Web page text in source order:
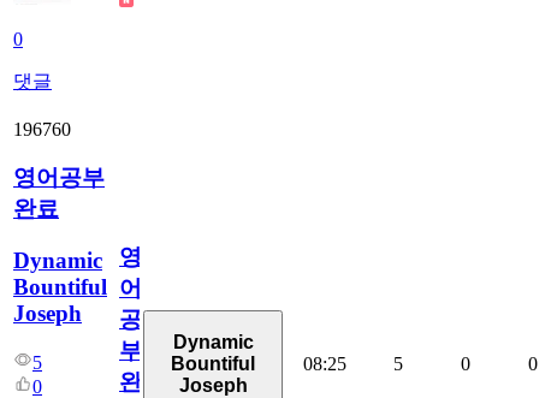
0
댓글
196760
영어공부
완료
Dynamic
Bountiful
Joseph
5
0
영
어
공
부
완
Dynamic
Bountiful
Joseph
08:25 5 0 0